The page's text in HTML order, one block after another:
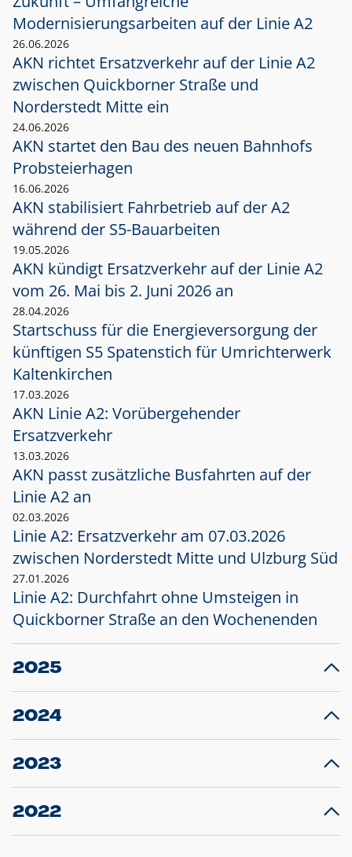
Modernisierungsarbeiten auf der Linie A2
26.06.2026
AKN richtet Ersatzverkehr auf der Linie A2
zwischen Quickborner Straße und
Norderstedt Mitte ein
24.06.2026
AKN startet den Bau des neuen Bahnhofs
Probsteierhagen
16.06.2026
AKN stabilisiert Fahrbetrieb auf der A2
während der S5-Bauarbeiten
19.05.2026
AKN kündigt Ersatzverkehr auf der Linie A2
vom 26. Mai bis 2. Juni 2026 an
28.04.2026
Startschuss für die Energieversorgung der
künftigen S5 Spatenstich für Umrichterwerk
Kaltenkirchen
17.03.2026
AKN Linie A2: Vorübergehender
Ersatzverkehr
13.03.2026
AKN passt zusätzliche Busfahrten auf der
Linie A2 an
02.03.2026
Linie A2: Ersatzverkehr am 07.03.2026
zwischen Norderstedt Mitte und Ulzburg Süd
27.01.2026
Linie A2: Durchfahrt ohne Umsteigen in
Quickborner Straße an den Wochenenden
2025
23.12.2025
Projekt S5: Start der Bauarbeiten am
2024
10.12.2024
Großprojekt S5: Sperrung der Bahnstraße in
2023
20.12.2023
Schleswig-Holstein verlängert den
2022
22.12.2022